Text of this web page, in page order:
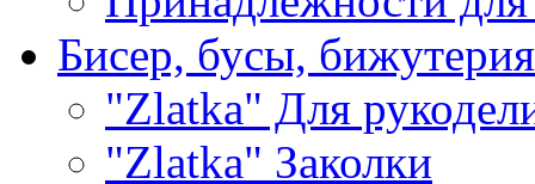
Бисер, бусы, бижутерия
"Zlatka" Для
"Zlatka" Заколки